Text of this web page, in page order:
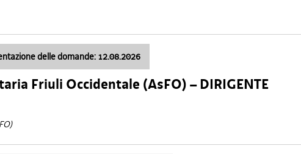
delle domande: 12.08.2026
Friuli Occidentale (AsFO) – DIRIGENTE